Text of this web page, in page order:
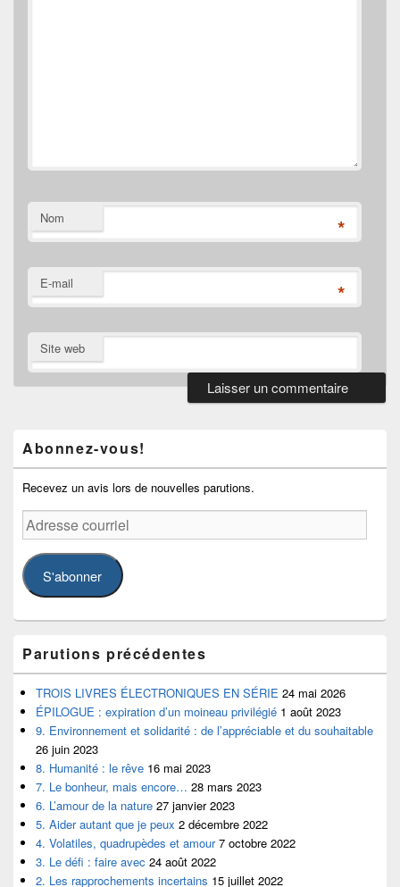
Nom *
E-mail *
Site web
widget
pour
latérale
Abonnez-vous!
Recevez un avis lors de nouvelles parutions.
Adresse
courriel
S'abonner
Parutions précédentes
TROIS LIVRES ÉLECTRONIQUES EN SÉRIE 24 mai 2026
ÉPILOGUE : expiration d’un moineau privilégié 1 août 2023
9. Environnement et solidarité : de l’appréciable et du souhaitable
26 juin 2023
8. Humanité : le rêve 16 mai 2023
7. Le bonheur, mais encore… 28 mars 2023
6. L’amour de la nature 27 janvier 2023
5. Aider autant que je peux 2 décembre 2022
4. Volatiles, quadrupèdes et amour 7 octobre 2022
3. Le défi : faire avec 24 août 2022
2. Les rapprochements incertains 15 juillet 2022